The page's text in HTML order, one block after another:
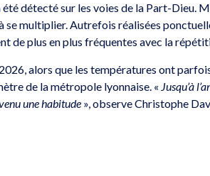
été détecté sur les voies de la Part-Dieu.
se multiplier. Autrefois réalisées
de plus en plus fréquentes avec la
alors que les températures ont
de la métropole lyonnaise. « Jusqu’à
une habitude », observe Christophe